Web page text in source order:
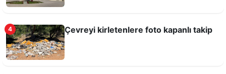
Christopher Nolan’ın Odysseia Filmi Ardında
4 Çevreyi kirletenlere foto kapanlı takip